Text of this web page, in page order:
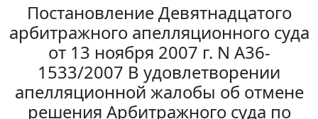
Постановление Девятнадцатого
арбитражного апелляционного суда
от 13 ноября 2007 г. N А36-
1533/2007 В удовлетворении
апелляционной жалобы об отмене
решения Арбитражного суда по